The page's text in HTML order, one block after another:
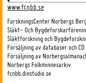
www.fcnbb.se
ForskningsCenter Norbergs
Släkt- Och
Släktforskning och
Försäljning av databaser och
Försäljning av
Norbergs Folkminnesarkiv
fcnbb.dinstudio.se